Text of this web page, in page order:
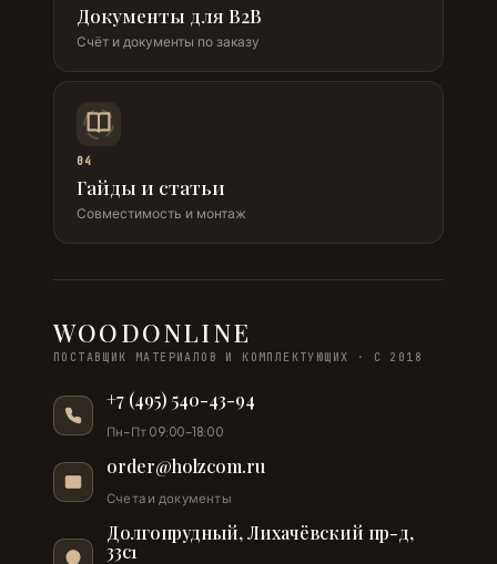
Документы для B2B
Счёт и документы по заказу
04
Гайды и статьи
Совместимость и монтаж
WOODONLINE
ПОСТАВЩИК МАТЕРИАЛОВ И КОМПЛЕКТУЮЩИХ · С 2018
+7 (495) 540-43-94
Пн–Пт 09:00–18:00
order@holzcom.ru
Счета и документы
Долгопрудный, Лихачёвский пр-д,
33с1